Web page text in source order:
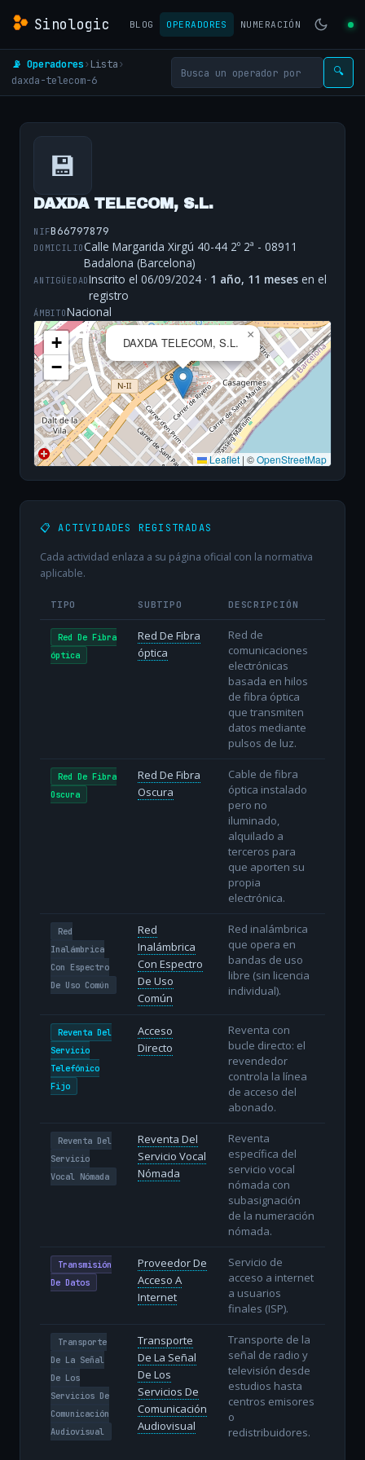
Sinologic BLOG OPERADORES NUMERACIÓN
📡 Operadores› Lista›
daxda-telecom-6
🔍
💾
DAXDA TELECOM, S.L.
NIFB66797879
DOMICILIOCalle Margarida Xirgú 40-44 2º 2ª - 08911
Badalona (Barcelona)
ANTIGÜEDADInscrito el 06/09/2024 · 1 año, 11 meses en el
registro
ÁMBITONacional
DAXDA TELECOM, S.L.
×
+
−
Leaflet | ©OpenStreetMap
📋 ACTIVIDADES REGISTRADAS
Cada actividad enlaza a su página oficial con la normativa
aplicable.
TIPO SUBTIPO DESCRIPCIÓN
Red De Fibra
óptica
Red De Fibra
óptica
Red de
comunicaciones
electrónicas
basada en hilos
de fibra óptica
que transmiten
datos mediante
pulsos de luz.
Red De Fibra
Oscura
Red De Fibra
Oscura
Cable de fibra
óptica instalado
pero no
iluminado,
alquilado a
terceros para
que aporten su
propia
electrónica.
Red
Inalámbrica
Con Espectro
De Uso Común
Red
Inalámbrica
Con Espectro
De Uso
Común
Red inalámbrica
que opera en
bandas de uso
libre (sin licencia
individual).
Reventa Del
Servicio
Telefónico
Fijo
Acceso
Directo
Reventa con
bucle directo: el
revendedor
controla la línea
de acceso del
abonado.
Reventa Del
Servicio
Vocal Nómada
Reventa Del
Servicio Vocal
Nómada
Reventa
específica del
servicio vocal
nómada con
subasignación
de la numeración
nómada.
Transmisión
De Datos
Proveedor De
Acceso A
Internet
Servicio de
acceso a internet
a usuarios
finales (ISP).
Transporte
De La Señal
De Los
Servicios De
Comunicación
Audiovisual
Transporte
De La Señal
De Los
Servicios De
Comunicación
Audiovisual
Transporte de la
señal de radio y
televisión desde
estudios hasta
centros emisores
o
redistribuidores.